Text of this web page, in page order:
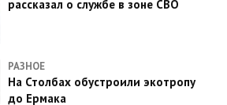
рассказал о службе в зоне СВО
РАЗНОЕ
На Столбах обустроили экотропу
до Ермака